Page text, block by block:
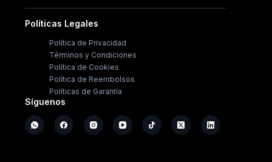
Políticas Legales
Política de Privacidad
Términos y Condiciones
Política de Cookies
Política de Reembolsos
Políticas de Garantía
Síguenos